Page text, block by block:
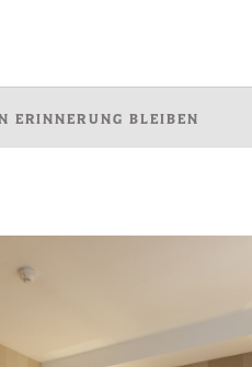
ERINNERUNG BLEIBEN